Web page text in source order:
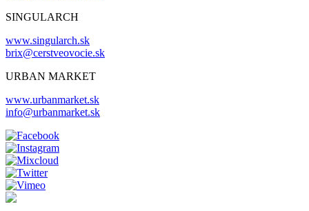
SINGULARCH
www.singularch.sk
brix@cerstveovocie.sk
URBAN MARKET
www.urbanmarket.sk
info@urbanmarket.sk